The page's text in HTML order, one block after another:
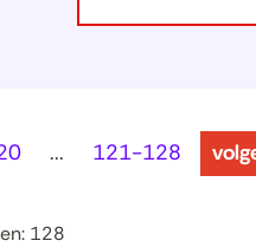
... 121-128
128